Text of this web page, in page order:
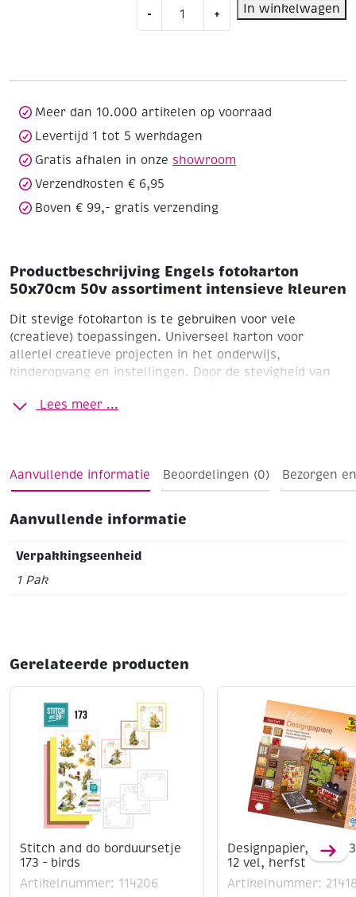
-
fotokarton
kleuren
aantal
+ In winkelwagen
Meer dan 10.000 artikelen op voorraad
Levertijd 1 tot 5 werkdagen
Gratis afhalen in onze showroom
Verzendkosten € 6,95
Boven € 99,- gratis verzending
Productbeschrijving Engels fotokarton
50x70cm 50v assortiment intensieve kleuren
Dit stevige fotokarton is te gebruiken voor vele
(creatieve) toepassingen. Universeel karton voor
allerlei creatieve projecten in het onderwijs,
kinderopvang en instellingen. Door de stevigheid van
Formaat 70 x 50 cm
Pak à 50 vel (5 vel per kleur)
Ideal karton voor iedereen van die van sprankelend,
creatieve projecten houdt!
Lees meer ...
Aanvullende informatie Beoordelingen (0) Bezorgen
Aanvullende informatie
Verpakkingseenheid
1 Pak
Gerelateerde producten
Stitch and do borduursetje
173 – birds
Artikelnummer: 114206
Designpapier, 305 x
12 vel, herfst
Artikelnummer: